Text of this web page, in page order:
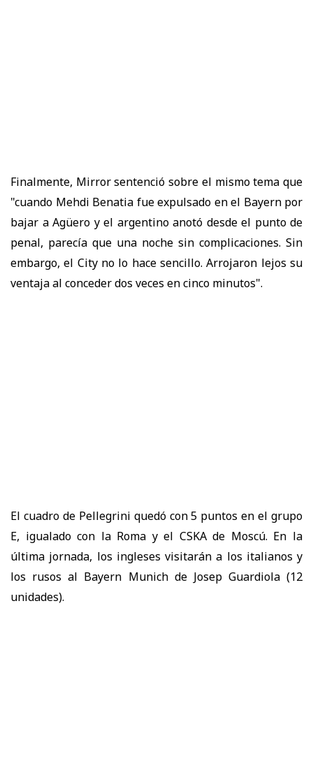
Finalmente, Mirror sentenció sobre el mismo tema que
"cuando Mehdi Benatia fue expulsado en el Bayern por
bajar a Agüero y el argentino anotó desde el punto de
penal, parecía que una noche sin complicaciones. Sin
embargo, el City no lo hace sencillo. Arrojaron lejos su
ventaja al conceder dos veces en cinco minutos".
El cuadro de Pellegrini quedó con 5 puntos en el grupo
E, igualado con la Roma y el CSKA de Moscú. En la
última jornada, los ingleses visitarán a los italianos y
los rusos al Bayern Munich de Josep Guardiola (12
unidades).